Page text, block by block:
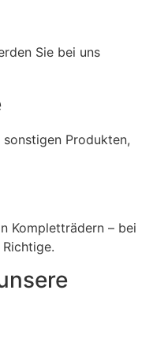
Sie bei uns
Produkten,
Kompletträdern – bei